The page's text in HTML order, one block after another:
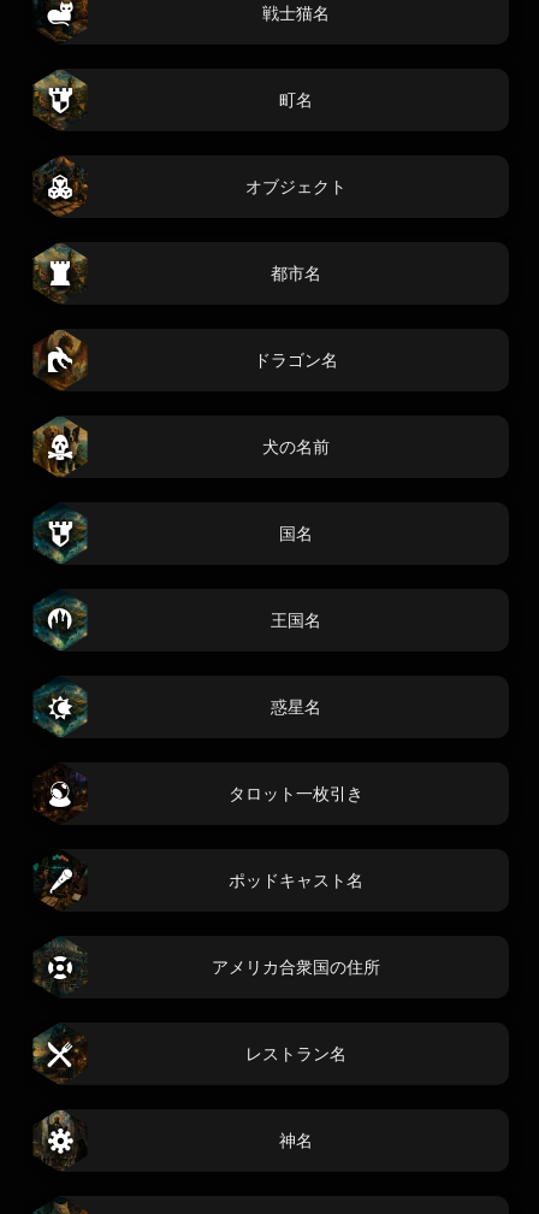
戦士猫名
町名
オブジェクト
都市名
ドラゴン名
犬の名前
国名
王国名
惑星名
タロット一枚引き
ポッドキャスト名
アメリカ合衆国の住所
レストラン名
神名